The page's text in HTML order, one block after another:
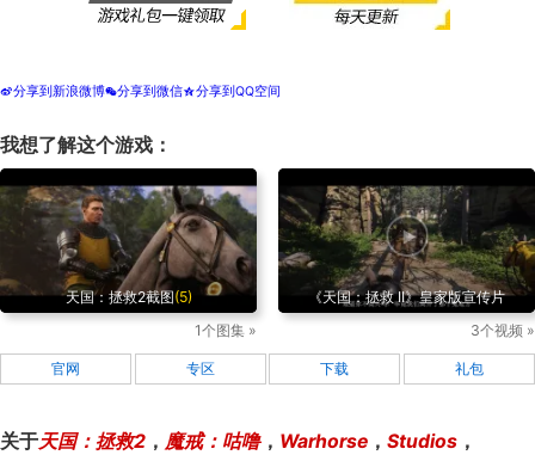
t分享到新浪微博w分享到微信z分享到QQ空间
我想了解这个游戏：
天国：拯救2截图(5)
1个图集 »
《天国：拯救 II》皇家版宣传片
3个视频 »
官网 专区 下载 礼包
关于天国：拯救2 ， 魔戒：咕噜， Warhorse ， Studios ，